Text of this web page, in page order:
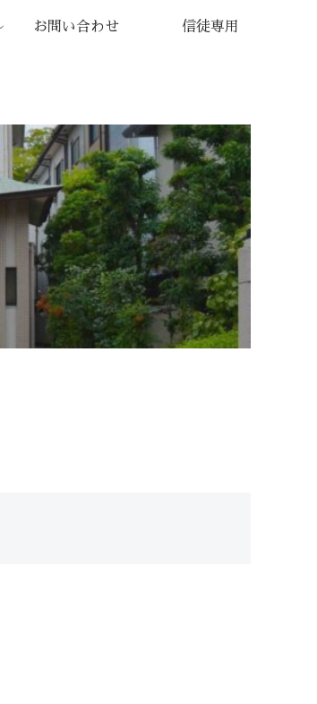
お問い合わせ 信徒専用